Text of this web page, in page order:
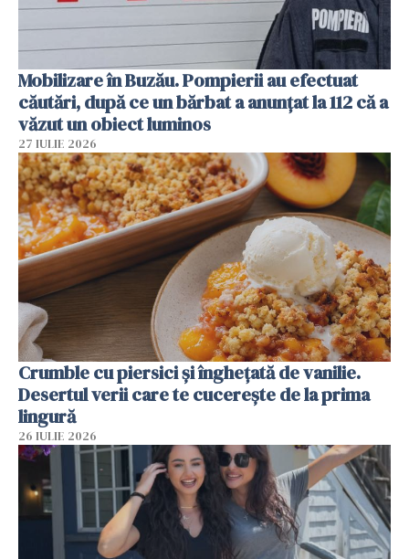
Mobilizare în Buzău. Pompierii au efectuat
căutări, după ce un bărbat a anunțat la 112 că a
văzut un obiect luminos
27 IULIE 2026
Crumble cu piersici și înghețată de vanilie.
Desertul verii care te cucerește de la prima
lingură
26 IULIE 2026